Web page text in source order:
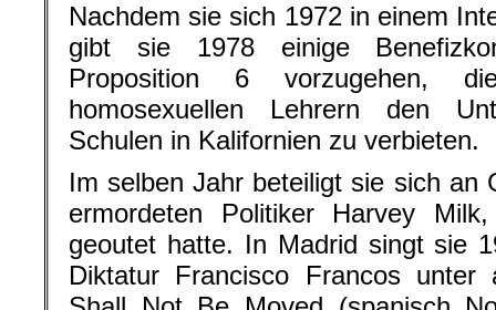
Nachdem sie sich 1972 in einem
gibt sie 1978 einige
Proposition 6 vorzugehen,
homosexuellen Lehrern den
Schulen in Kalifornien zu verbieten.
Im selben Jahr beteiligt sie sich an
ermordeten Politiker Harvey
geoutet hatte. In Madrid singt sie
Diktatur Francisco Francos